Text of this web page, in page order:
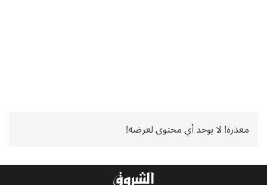
معذرة! لا يوجد أي محتوى لعرضه!